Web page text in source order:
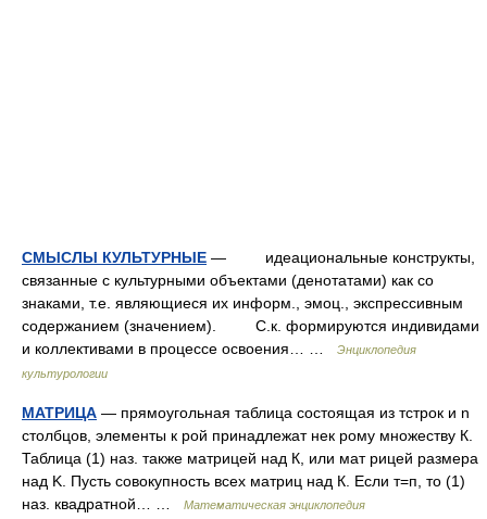
СМЫСЛЫ КУЛЬТУРНЫЕ — идеациональные конструкты,
связанные с культурными объектами (денотатами) как со
знаками, т.е. являющиеся их информ., эмоц., экспрессивным
содержанием (значением). С.к. формируются индивидами
и коллективами в процессе освоения… …
Энциклопедия
культурологии
МАТРИЦА — прямоугольная таблица состоящая из тстрок и n
столбцов, элементы к рой принадлежат нек рому множеству К.
Таблица (1) наз. также матрицей над К, или мат рицей размера
над K. Пусть совокупность всех матриц над К. Если т=п, то (1)
наз. квадратной… …
Математическая энциклопедия